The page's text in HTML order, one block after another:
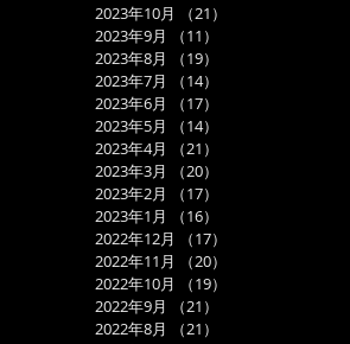
2023年10月
（21）
2023年9月
（11）
2023年8月
（19）
2023年7月
（14）
2023年6月
（17）
2023年5月
（14）
2023年4月
（21）
2023年3月
（20）
2023年2月
（17）
2023年1月
（16）
2022年12月
（17）
2022年11月
（20）
2022年10月
（19）
2022年9月
（21）
2022年8月
（21）